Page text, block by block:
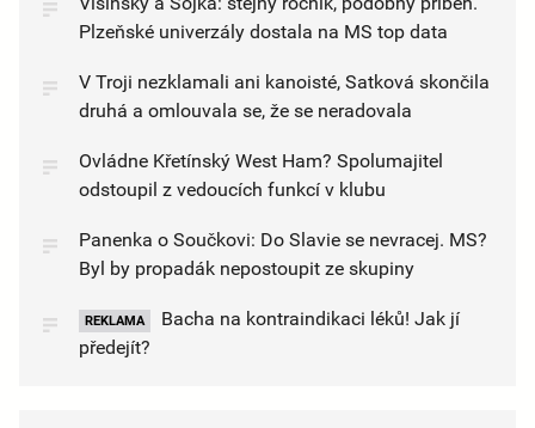
Plzeňské univerzály dostala na MS top data
V Troji nezklamali ani kanoisté, Satková skončila
druhá a omlouvala se, že se neradovala
Ovládne Křetínský West Ham? Spolumajitel
odstoupil z vedoucích funkcí v klubu
Panenka o Součkovi: Do Slavie se nevracej. MS?
Byl by propadák nepostoupit ze skupiny
REKLAMA
Bacha na kontraindikaci léků! Jak jí
předejít?